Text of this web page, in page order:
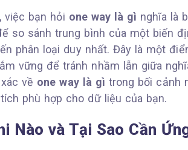
việc bạn hỏi one way là gì nghĩa là
so sánh trung bình của một biến
phân loại duy nhất. Đây là một
vững để tránh nhầm lẫn giữa
về one way là gì trong bối cảnh
phù hợp cho dữ liệu của bạn.
Nào và Tại Sao Cần